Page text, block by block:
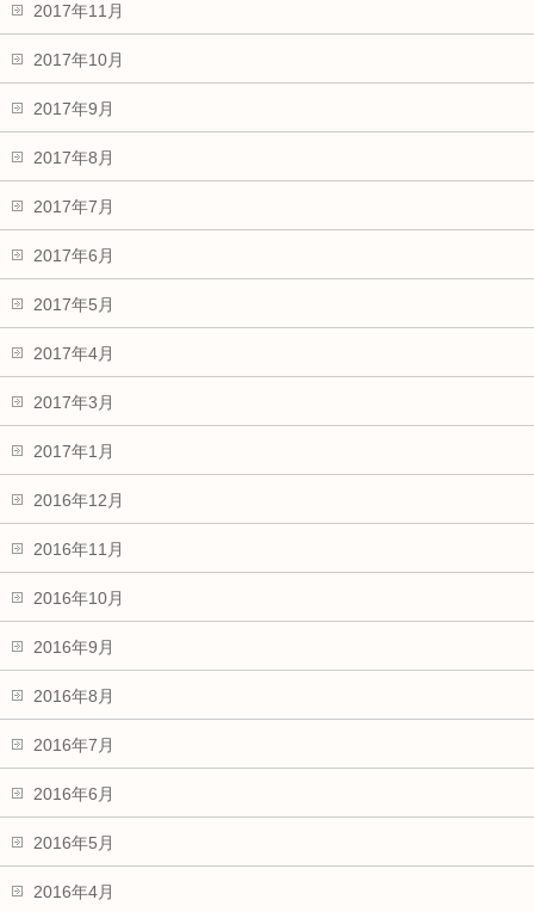
2017年11月
2017年10月
2017年9月
2017年8月
2017年7月
2017年6月
2017年5月
2017年4月
2017年3月
2017年1月
2016年12月
2016年11月
2016年10月
2016年9月
2016年8月
2016年7月
2016年6月
2016年5月
2016年4月